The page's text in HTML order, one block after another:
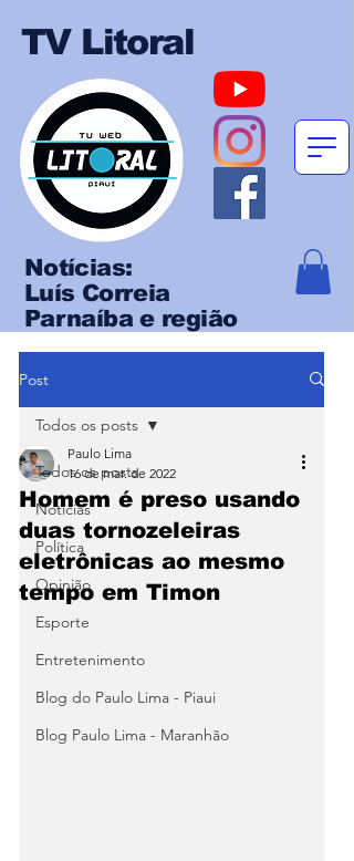
TV Litoral
Notícias:
Luís Correia
Parnaíba e região
Post
Todos os posts
Notícias
Política
Opinião
Esporte
Entretenimento
Blog do Paulo Lima - Piaui
Blog Paulo Lima - Maranhão
Todos os posts
Homem é preso usando
duas tornozeleiras
eletrônicas ao mesmo
tempo em Timon
Paulo Lima
16 de mar. de 2022